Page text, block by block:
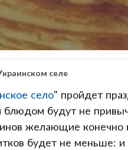
селе
село" пройдет
блюдом будут не
желающие
будет не меньше: